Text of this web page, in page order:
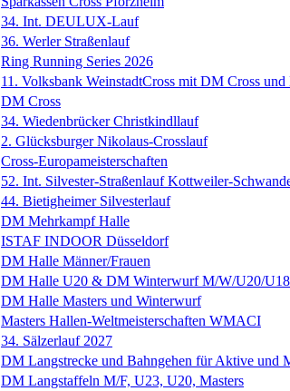
34. Int. DEULUX-Lauf
36. Werler Straßenlauf
Ring Running Series 2026
11. Volksbank WeinstadtCross mit DM Cross und
DM Cross
34. Wiedenbrücker Christkindllauf
2. Glücksburger Nikolaus-Crosslauf
Cross-Europameisterschaften
52. Int. Silvester-Straßenlauf Kottweiler-
44. Bietigheimer Silvesterlauf
DM Mehrkampf Halle
ISTAF INDOOR Düsseldorf
DM Halle Männer/Frauen
DM Halle U20 & DM Winterwurf M/W/U20/U18
DM Halle Masters und Winterwurf
Masters Hallen-Weltmeisterschaften WMACI
34. Sälzerlauf 2027
DM Langstrecke und Bahngehen für Aktive und
DM Langstaffeln M/F, U23, U20, Masters